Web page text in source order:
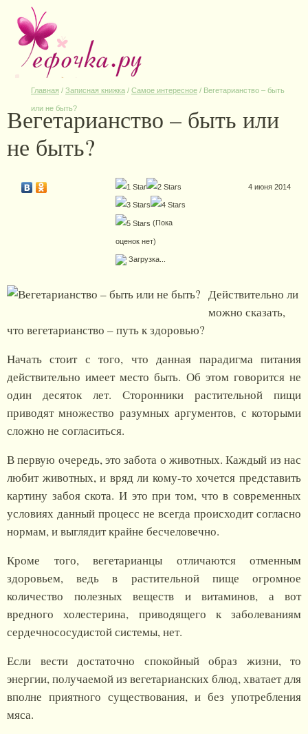
Главная / Записная книжка / Самое интересное / Вегетарианство – быть
или не быть?
Вегетарианство – быть или
не быть?
(Пока
оценок нет)
Загрузка...
4 июня 2014
Действительно ли
можно сказать,
что вегетарианство – путь к здоровью?
Начать стоит с того, что данная парадигма питания
действительно имеет место быть. Об этом говорится не
один десяток лет. Сторонники растительной пищи
приводят множество разумных аргументов, с которыми
сложно не согласиться.
В первую очередь, это забота о животных. Каждый из нас
любит животных, и вряд ли кому-то хочется представить
картину забоя скота. И это при том, что в современных
условиях данный процесс не всегда происходит согласно
нормам, и выглядит крайне бесчеловечно.
Кроме того, вегетарианцы отличаются отменным
здоровьем, ведь в растительной пище огромное
количество полезных веществ и витаминов, а вот
вредного холестерина, приводящего к заболеваниям
сердечнососудистой системы, нет.
Если вести достаточно спокойный образ жизни, то
энергии, получаемой из вегетарианских блюд, хватает для
вполне приятного существования, и без употребления
мяса.